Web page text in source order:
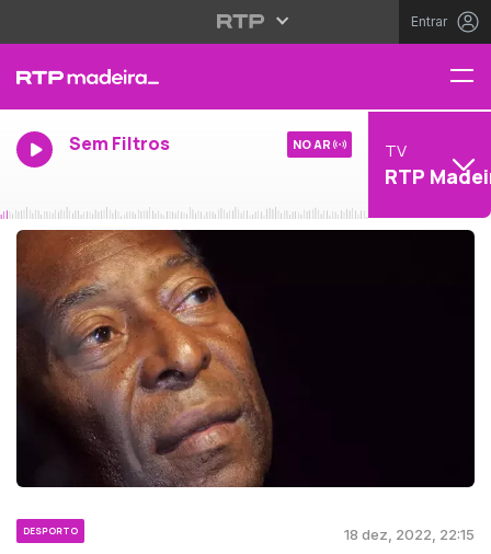
Entrar
Sem Filtros NO AR TV
RTP
DESPORTO 18 dez, 2022, 22:15